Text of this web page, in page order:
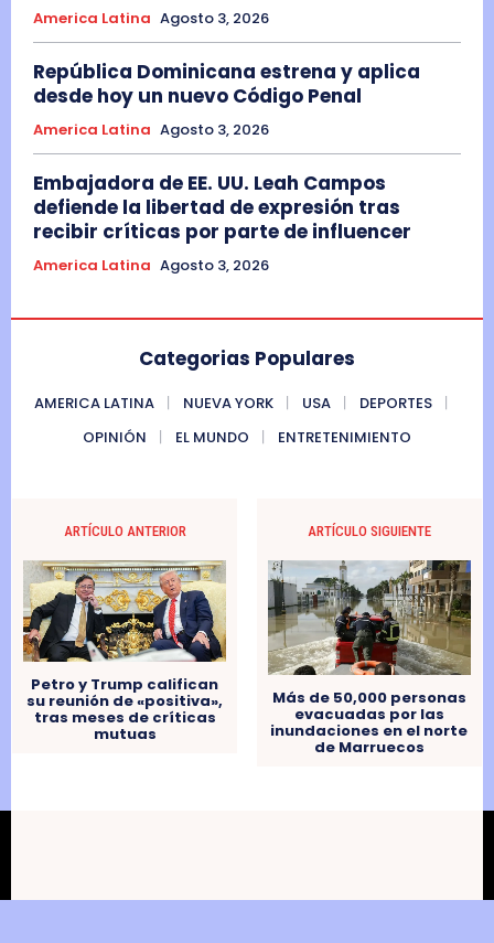
America Latina Agosto 3, 2026
República Dominicana estrena y aplica
desde hoy un nuevo Código Penal
America Latina Agosto 3, 2026
Embajadora de EE. UU. Leah Campos
defiende la libertad de expresión tras
recibir críticas por parte de influencer
America Latina Agosto 3, 2026
Categorias Populares
AMERICA LATINA NUEVA YORK USA
DEPORTES
OPINIÓN
EL MUNDO ENTRETENIMIENTO
ARTÍCULO ANTERIOR
Petro y Trump califican
su reunión de «positiva»,
tras meses de críticas
mutuas
ARTÍCULO SIGUIENTE
Más de 50,000 personas
evacuadas por las
inundaciones en el norte
de Marruecos